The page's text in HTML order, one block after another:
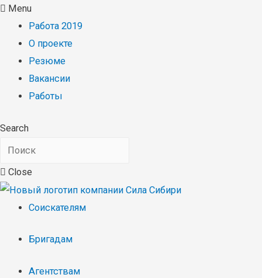
Menu
Работа 2019
О проекте
Резюме
Вакансии
Работы
Search
Close
Соискателям
Бригадам
Агентствам